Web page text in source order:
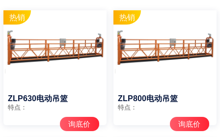
ZLP630电动吊篮
特点：
询底价
ZLP800电动吊篮
特点：
询底价